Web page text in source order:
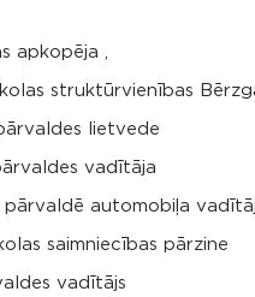
apkopēja ,
struktūrvienības
lietvede
vadītāja
pārvaldē automobiļa
saimniecības pārzine
vadītājs